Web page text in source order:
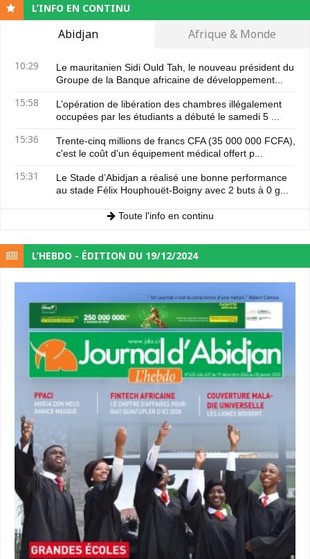
L’INFO EN CONTINU
Abidjan Afrique & Monde
10:29
Le mauritanien Sidi Ould Tah, le nouveau président du
Groupe de la Banque africaine de développement...
15:58
L’opération de libération des chambres illégalement
occupées par les étudiants a débuté le samedi 5 ...
15:36
Trente-cinq millions de francs CFA (35 000 000 FCFA),
c'est le coût d'un équipement médical offert p...
15:31
Le Stade d’Abidjan a réalisé une bonne performance
au stade Félix Houphouët-Boigny avec 2 buts à 0 g...
Toute l'info en continu
L’HEBDO - ÉDITION DU 19/12/2024